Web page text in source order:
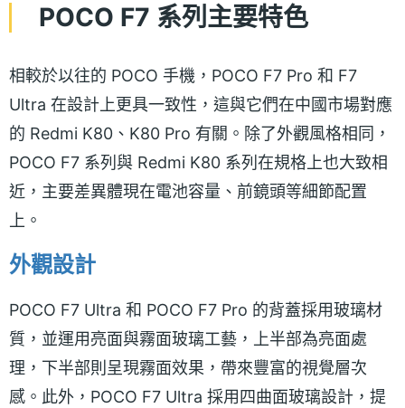
POCO F7 系列主要特色
相較於以往的 POCO 手機，POCO F7 Pro 和 F7
Ultra 在設計上更具一致性，這與它們在中國市場對應
的 Redmi K80、K80 Pro 有關。除了外觀風格相同，
POCO F7 系列與 Redmi K80 系列在規格上也大致相
近，主要差異體現在電池容量、前鏡頭等細節配置
上。
外觀設計
POCO F7 Ultra 和 POCO F7 Pro 的背蓋採用玻璃材
質，並運用亮面與霧面玻璃工藝，上半部為亮面處
理，下半部則呈現霧面效果，帶來豐富的視覺層次
感。此外，POCO F7 Ultra 採用四曲面玻璃設計，提